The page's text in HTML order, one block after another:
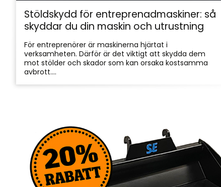
Stöldskydd för entreprenadmaskiner: så
skyddar du din maskin och utrustning
För entreprenörer är maskinerna hjärtat i
verksamheten. Därför är det viktigt att skydda dem
mot stölder och skador som kan orsaka kostsamma
avbrott....